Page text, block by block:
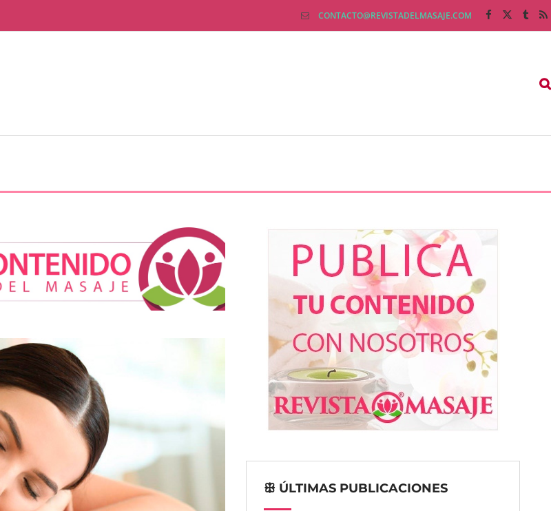
CONTACTO@REVISTADELMASAJE.COM
ꕥ ÚLTIMAS PUBLICACIONES